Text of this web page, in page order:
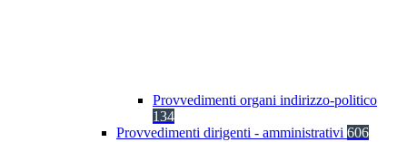
Provvedimenti organi indirizzo-politico
134
Provvedimenti dirigenti - amministrativi 606